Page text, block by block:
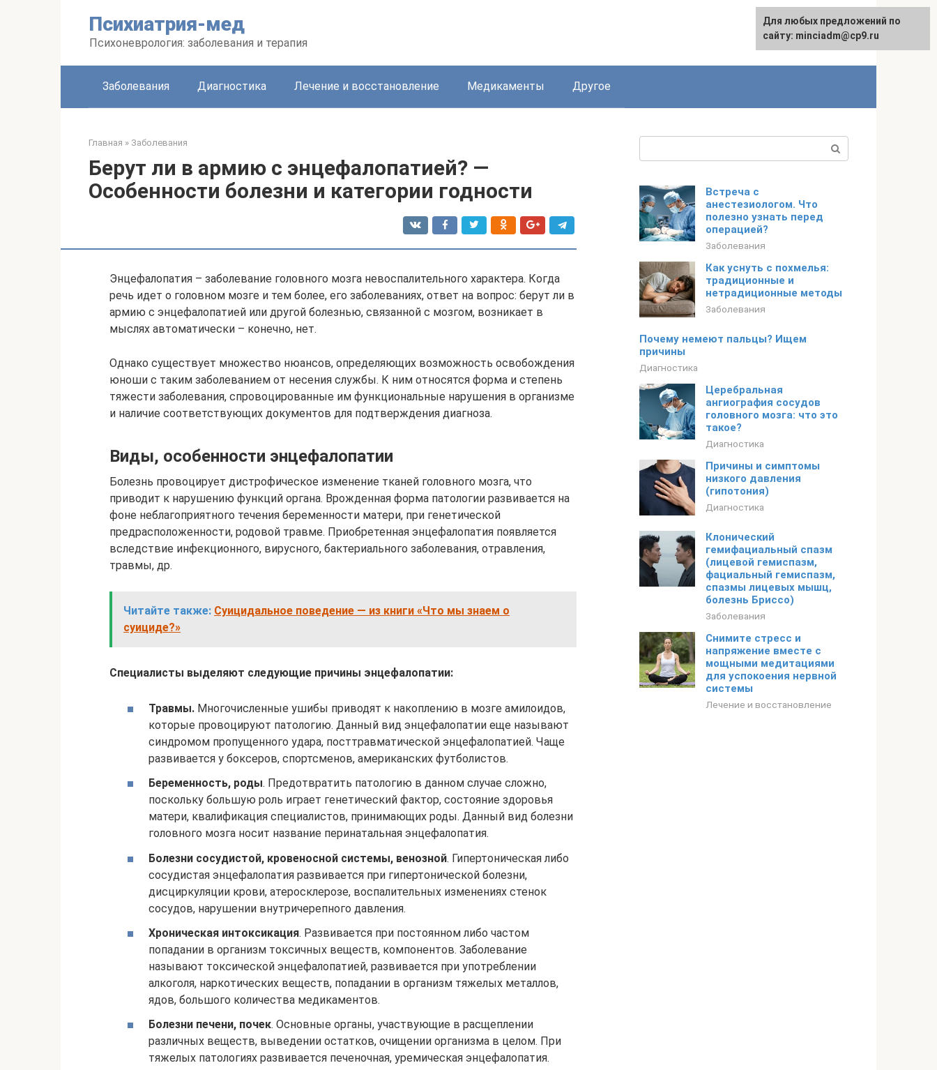
Психиатрия-мед
Психоневрология: заболевания и терапия
Заболевания Диагностика Лечение и восстановление Медикаменты Другое
Главная » Заболевания
Берут ли в армию с энцефалопатией? —
Особенности болезни и категории годности
Энцефалопатия – заболевание головного мозга невоспалительного характера. Когда
речь идет о головном мозге и тем более, его заболеваниях, ответ на вопрос: берут ли в
армию с энцефалопатией или другой болезнью, связанной с мозгом, возникает в
мыслях автоматически – конечно, нет.
Однако существует множество нюансов, определяющих возможность освобождения
юноши с таким заболеванием от несения службы. К ним относятся форма и степень
тяжести заболевания, спровоцированные им функциональные нарушения в организме
и наличие соответствующих документов для подтверждения диагноза.
Виды, особенности энцефалопатии
Болезнь провоцирует дистрофическое изменение тканей головного мозга, что
приводит к нарушению функций органа. Врожденная форма патологии развивается на
фоне неблагоприятного течения беременности матери, при генетической
предрасположенности, родовой травме. Приобретенная энцефалопатия появляется
вследствие инфекционного, вирусного, бактериального заболевания, отравления,
травмы, др.
Читайте также: Суицидальное поведение — из книги «Что мы знаем о
суициде?»
Специалисты выделяют следующие причины энцефалопатии:
Травмы. Многочисленные ушибы приводят к накоплению в мозге амилоидов,
которые провоцируют патологию. Данный вид энцефалопатии еще называют
синдромом пропущенного удара, посттравматической энцефалопатией. Чаще
развивается у боксеров, спортсменов, американских футболистов.
Беременность, роды. Предотвратить патологию в данном случае сложно,
поскольку большую роль играет генетический фактор, состояние здоровья
матери, квалификация специалистов, принимающих роды. Данный вид болезни
головного мозга носит название перинатальная энцефалопатия.
Болезни сосудистой, кровеносной системы, венозной. Гипертоническая либо
сосудистая энцефалопатия развивается при гипертонической болезни,
дисциркуляции крови, атеросклерозе, воспалительных изменениях стенок
сосудов, нарушении внутричерепного давления.
Хроническая интоксикация. Развивается при постоянном либо частом
попадании в организм токсичных веществ, компонентов. Заболевание
называют токсической энцефалопатией, развивается при употреблении
алкоголя, наркотических веществ, попадании в организм тяжелых металлов,
ядов, большого количества медикаментов.
Болезни печени, почек. Основные органы, участвующие в расщеплении
различных веществ, выведении остатков, очищении организма в целом. При
тяжелых патологиях развивается печеночная, уремическая энцефалопатия.
Встреча с
анестезиологом. Что
полезно узнать перед
операцией?
Заболевания
Как уснуть с похмелья:
традиционные и
нетрадиционные методы
Заболевания
Почему немеют пальцы? Ищем
причины
Диагностика
Церебральная
ангиография сосудов
головного мозга: что это
такое?
Диагностика
Причины и симптомы
низкого давления
(гипотония)
Диагностика
Клонический
гемифациальный спазм
(лицевой гемиспазм,
фациальный гемиспазм,
спазмы лицевых мышц,
болезнь Бриссо)
Заболевания
Снимите стресс и
напряжение вместе с
мощными медитациями
для успокоения нервной
системы
Лечение и восстановление
Для любых предложений по
сайту: minciadm@cp9.ru